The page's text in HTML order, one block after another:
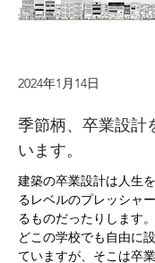
2024年1月14日
季節柄、卒業設計
います。
建築の卒業設計は人生
るレベルのプレッシャ
るものだったりします。
どこの学校でも自由に
ていますが、そこは卒